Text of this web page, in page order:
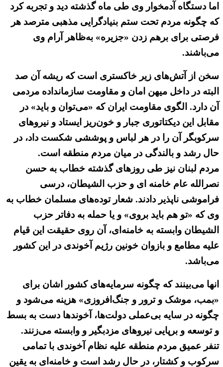
اما دستگاه آدمخوار وی طی ماه گذشته دید و تجربه کرد
که چگونه مردم تحت ستم بنیادگرایی مذهبی مترصد هر
فرصتی برای برهم زدن «جزیره» به‌ظاهر آرام وی
می‌باشند.
سخن از آتش‌های زیر خاکستری است که ریشه آن صد
البته در داخل میهن امان و مقاومت سازمانداده مردمی
آن دارد. الگوی مقاومت ایران که «می‌توان و باید» در
مقابل این دیکتاتوری جبار و خون‌ریز ایستاد و نیروهای
سرکوبگر آن را در هر لباس و پوششی شکست داد، در
حال رشد و بالندگی در میان مردم منطقه است.
مردم لبنان نیز طی روزهای گذشته خطاب به حسن
نصرالله عام خامنه ای و حزب الشیطان، درسی
فراموشی ناپذیر دادند. شعار توده‌های مسلمان خطاب به
وی که «تو هم باید بروی» و یا حمله به دفاتر حزب
الشیطان وابسته به خامنه‌ای، آن روی حقیقت این قیام
علیه مطامع و بازوان خونین رژیم آخوندی در این کشور
می‌باشد.
انها می‌بینند که چگونه سرمایه‌های کشور اشان برای
«بمب، موشک و ترور و جنگ‌افروزی» هزینه می‌شود و
چگونه در سایه بی‌عملی دولت‌ها، آخوندها دست به بسط
و توسعه و برپایی نیروهای مزدبگیر و وابسته می‌زنند.
تنفر عمیق مردم منطقه علیه نظام آخوندی با تمامی
سرکوب و کشتار، در حال رشد است و خامنه‌ای به یقین